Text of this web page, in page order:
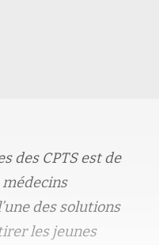
des CPTS est de
des solutions
les jeunes